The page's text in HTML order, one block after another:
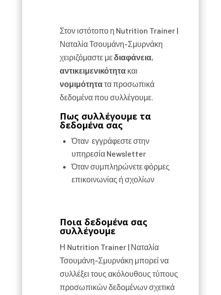
Στον ιστότοπο η Nutrition Trainer |
Ναταλία Τσουμάνη-Σμυρνάκη
χειριζόμαστε μεδιαφάνεια,
αντικειμενικότητακαι
νομιμότητατα προσωπικά
δεδομένα που συλλέγουμε.
Πως συλλέγουμε τα
δεδομένα σας
Όταν εγγράφεστε στην
υπηρεσία Newsletter
Όταν συμπληρώνετε φόρμες
επικοινωνίας ή σχολίων
Ποια δεδομένα σας
συλλέγουμε
Η Nutrition Trainer | Ναταλία
Τσουμάνη-Σμυρνάκη μπορεί να
συλλέξει τους ακόλουθους τύπους
προσωπικών δεδομένων σχετικά